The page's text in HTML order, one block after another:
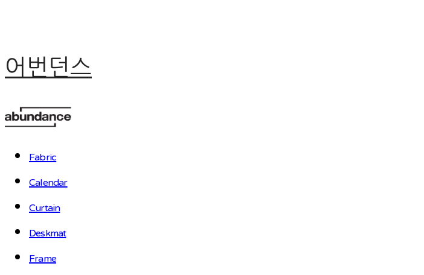
어번던스
Fabric
Calendar
Curtain
Deskmat
Frame